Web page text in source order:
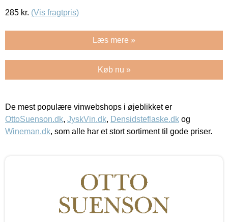
285 kr. (Vis fragtpris)
Læs mere »
Køb nu »
De mest populære vinwebshops i øjeblikket er
OttoSuenson.dk, JyskVin.dk, Densidsteflaske.dk og
Wineman.dk, som alle har et stort sortiment til gode priser.